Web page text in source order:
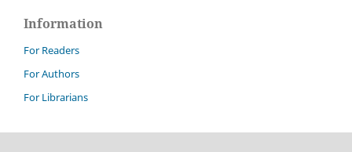
Information
For Readers
For Authors
For Librarians